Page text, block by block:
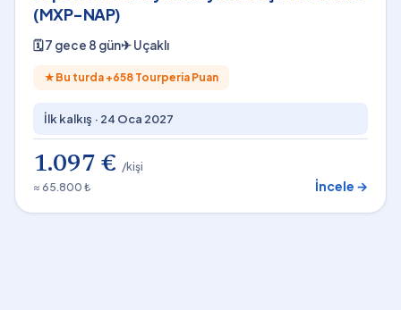
(MXP-NAP)
🗓7 gece 8 gün✈Uçaklı
★ Bu turda +658 Tourperia Puan
İlk kalkış · 24 Oca 2027
1.097 € /kişi
≈ 65.800 ₺
İncele →